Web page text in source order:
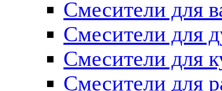
Смесители для
Смесители для
Смесители для
Смесители для